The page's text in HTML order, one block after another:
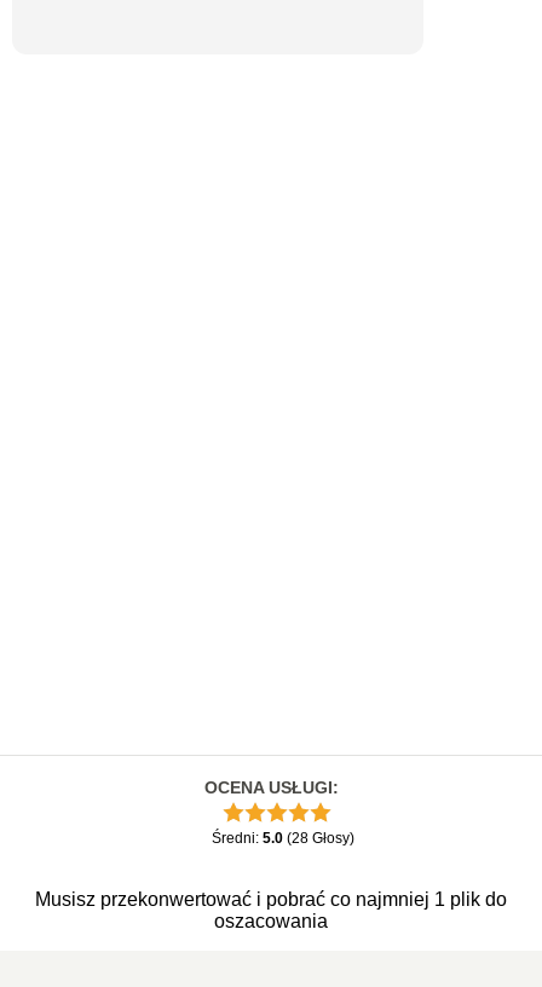
OCENA USŁUGI:
Średni: 5.0 (28 Głosy)
Musisz przekonwertować i pobrać co najmniej 1 plik do
oszacowania